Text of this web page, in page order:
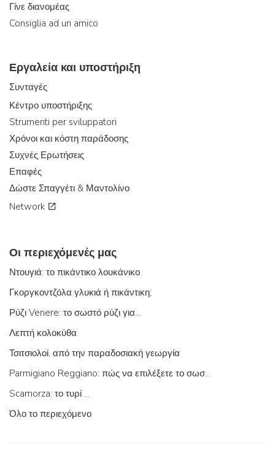
Γίνε διανομέας
Consiglia ad un amico
Εργαλεία και υποστήριξη
Συνταγές
Κέντρο υποστήριξης
Strumenti per sviluppatori
Χρόνοι και κόστη παράδοσης
Συχνές Ερωτήσεις
Επαφές
Δώστε Σπαγγέτι & Μαντολίνο
Network
Οι περιεχόμενές μας
Ντουγιά: το πικάντικο λουκάνικο
Γκοργκοντζόλα γλυκιά ή πικάντικη;
Ρύζι Venere: το σωστό ρύζι για...
Λεπτή κολοκύθα
Τσιτσιολοί, από την παραδοσιακή γεωργία
Parmigiano Reggiano: πώς να επιλέξετε το σωστό
Scamorza: το τυρί ...
Όλο το περιεχόμενο